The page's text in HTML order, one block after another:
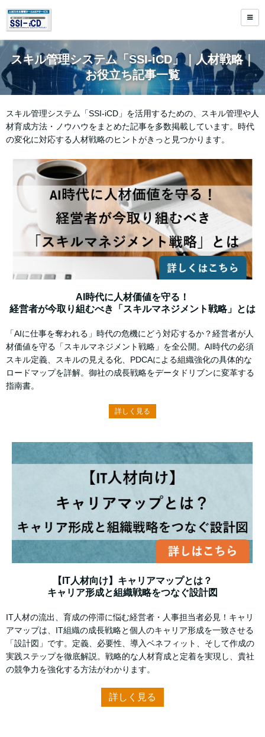
スキル管理システム「SSI-iCD」｜人材戦略｜
お役立ち記事一覧
スキル管理システム「SSI-iCD」を活用するための、スキル管理や人
材育成方法・ノウハウをまとめた記事を多数掲載しています。時代
の変化に対応する人材戦略のヒントがきっと見つかります。
AI時代に人材価値を守る！
経営者が今取り組むべき「スキルマネジメント戦略」とは
「AIに仕事を奪われる」時代の危機にどう対応するか？経営者が人
材価値を守る「スキルマネジメント戦略」を全公開。AI時代の必須
スキル定義、スキルの見える化、PDCAによる組織強化の具体的な
ロードマップを詳解。御社の成長戦略をデータドリブンに変革する
指南書。
詳しく見る
【IT人材向け】キャリアマップとは？
キャリア形成と組織戦略をつなぐ設計図
IT人材の流出、育成の停滞に悩む経営者・人事担当者必見！キャリ
アマップは、IT組織の成長戦略と個人のキャリア形成を一致させる
「設計図」です。定義、必要性、導入ベネフィット、そして作成の
実践ステップを徹底解説。戦略的な人材育成と定着を実現し、貴社
の競争力を強化する方法がわかります。
詳しく見る